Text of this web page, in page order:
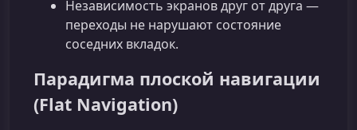
Независимость экранов друг от друга —
переходы не нарушают состояние
соседних вкладок.
Парадигма плоской навигации
(Flat Navigation)